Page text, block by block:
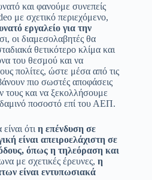
και φανούμε συνεπείς
με σχετικό περιεχόμενο,
εργαλείο για την
οι διαμεσολαβητές θα
θετικότερο κλίμα και
του θεσμού και να
πολίτες, ώστε μέσα από τις
πιο σωστές αποφάσεις
τους και να ξεκολλήσουμε
ποσοστό επί του ΑΕΠ.
ότι η επένδυση σε
είναι απειροελάχιστη σε
όπως η τηλεόραση και
με σχετικές έρευνες, η
είναι εντυπωσιακά